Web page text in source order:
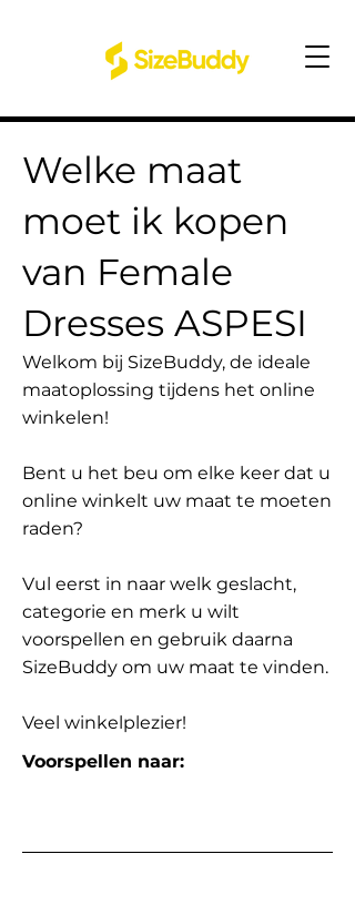
Welke maat
moet ik kopen
van Female
Dresses ASPESI
Welkom bij SizeBuddy, de ideale
maatoplossing tijdens het online
winkelen!
Bent u het beu om elke keer dat u
online winkelt uw maat te moeten
raden?
Vul eerst in naar welk geslacht,
categorie en merk u wilt
voorspellen en gebruik daarna
SizeBuddy om uw maat te vinden.
Veel winkelplezier!
Voorspellen naar: